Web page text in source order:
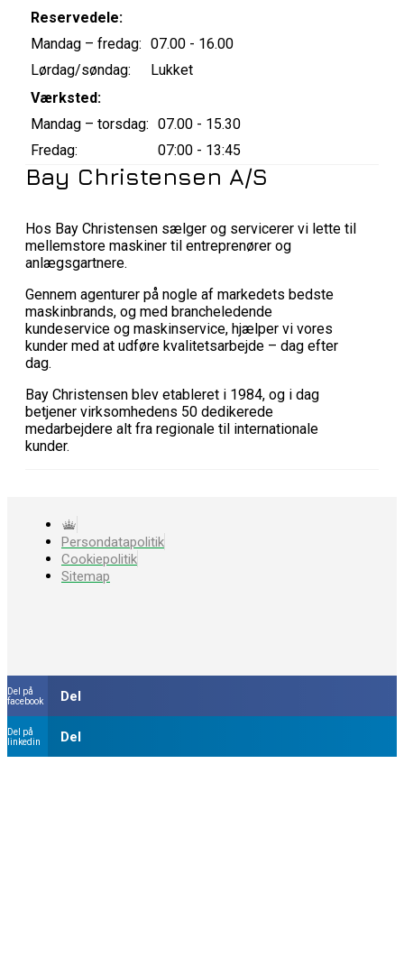
Reservedele:
Mandag – fredag: 07.00 - 16.00
Lørdag/søndag:
Lukket
Værksted:
Mandag – torsdag: 07.00 - 15.30
Fredag:
07:00 - 13:45
Bay Christensen A/S
Hos Bay Christensen sælger og servicerer vi lette til
mellemstore maskiner til entreprenører og
anlægsgartnere.
Gennem agenturer på nogle af markedets bedste
maskinbrands, og med brancheledende
kundeservice og maskinservice, hjælper vi vores
kunder med at udføre kvalitetsarbejde – dag efter
dag.
Bay Christensen blev etableret i 1984, og i dag
betjener virksomhedens 50 dedikerede
medarbejdere alt fra regionale til internationale
kunder.
Persondatapolitik
Cookiepolitik
Sitemap
Del på
facebook
Del
Del på
linkedin
Del